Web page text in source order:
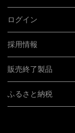
ログイン
採用情報
販売終了製品
ふるさと納税